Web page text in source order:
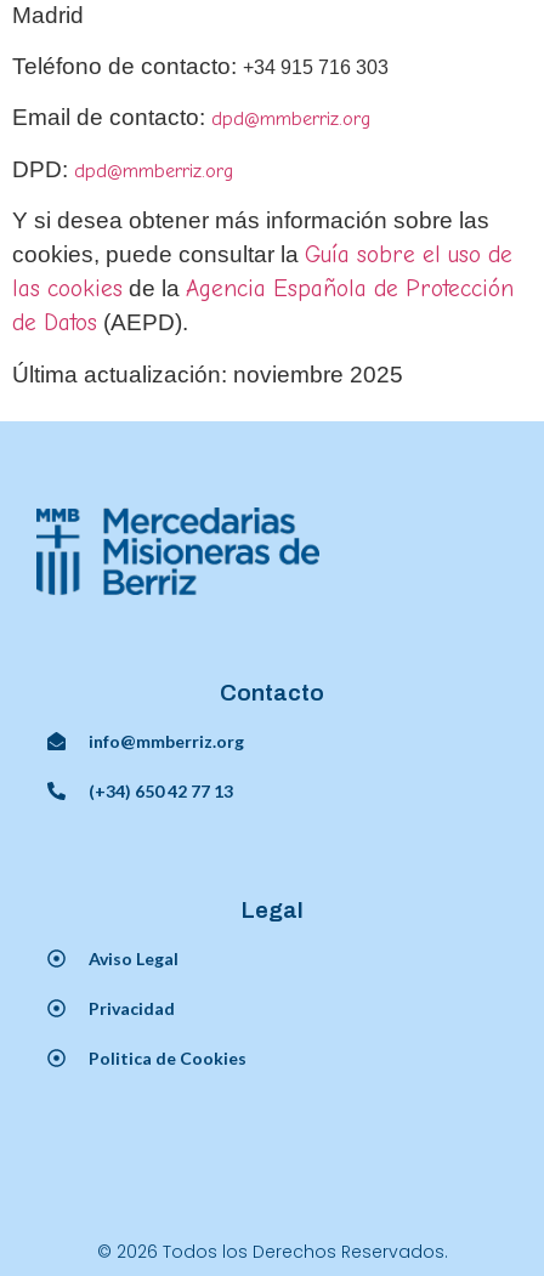
Madrid
Teléfono de contacto: +34 915 716 303
Email de contacto: dpd@mmberriz.org
DPD: dpd@mmberriz.org
Y si desea obtener más información sobre las
cookies, puede consultar la Guía sobre el uso de
las cookies de la Agencia Española de Protección
de Datos (AEPD).
Última actualización: noviembre 2025
Contacto
info@mmberriz.org
(+34) 650 42 77 13
Legal
Aviso Legal
Privacidad
Politica de Cookies
© 2026 Todos los Derechos Reservados.